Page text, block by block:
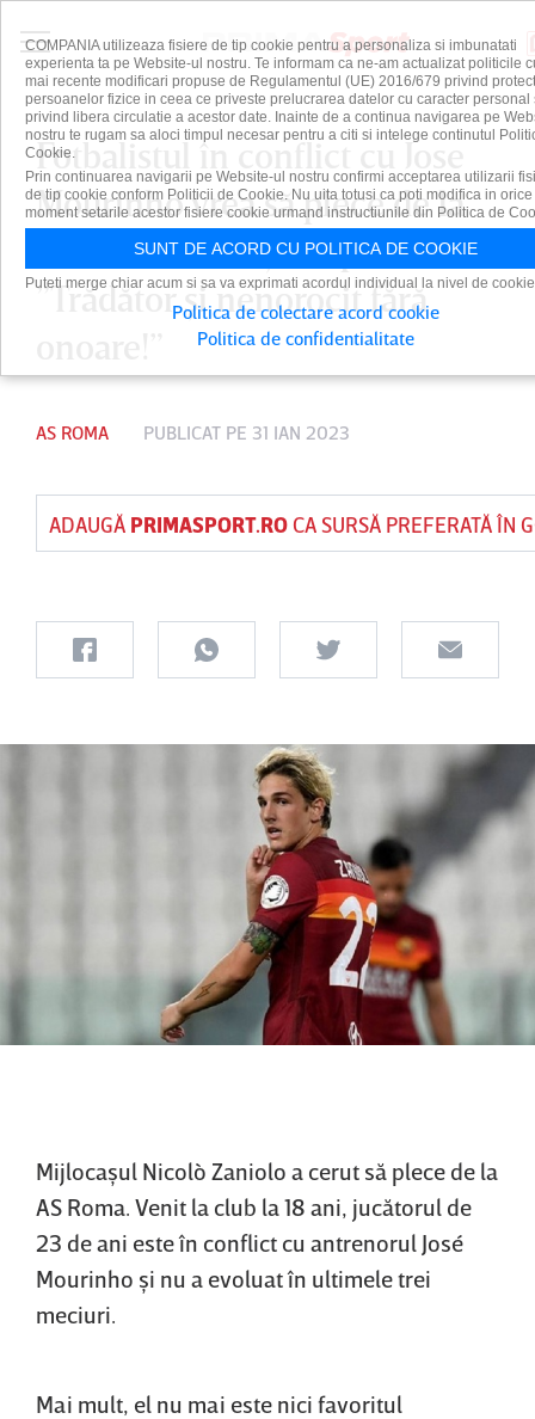
Fotbalistul în conflict cu Jose
Mourinho vrea să plece de la
AS Roma! Reacţia suporterilor:
”Trădător şi nenorocit fără
AS ROMA PUBLICAT PE 31 IAN 2023
ADAUGĂ PRIMASPORT.ROCA SURSĂ PREFERATĂ ÎN
Mijlocaşul Nicolò Zaniolo a cerut să plece de la
AS Roma. Venit la club la 18 ani, jucătorul de
23 de ani este în conflict cu antrenorul José
Mourinho şi nu a evoluat în ultimele trei
meciuri.
Mai mult, el nu mai este nici favoritul
COMPANIA utilizeaza fisiere de tip cookie pentru a personaliza si imbunatati
experienta ta pe Website-ul nostru. Te informam ca ne-am actualizat politicile
mai recente modificari propuse de Regulamentul (UE) 2016/679 privind
persoanelor fizice in ceea ce priveste prelucrarea datelor cu caracter personal
privind libera circulatie a acestor date. Inainte de a continua navigarea pe
nostru te rugam sa aloci timpul necesar pentru a citi si intelege continutul
Cookie.
Prin continuarea navigarii pe Website-ul nostru confirmi acceptarea utilizarii
de tip cookie conform Politicii de Cookie. Nu uita totusi ca poti modifica in orice
moment setarile acestor fisiere cookie urmand instructiunile din Politica de
SUNT DE ACORD CU POLITICA DE COOKIE
Puteti merge chiar acum si sa va exprimati acordul individual la nivel de
Politica de colectare acord cookie
Politica de confidentialitate